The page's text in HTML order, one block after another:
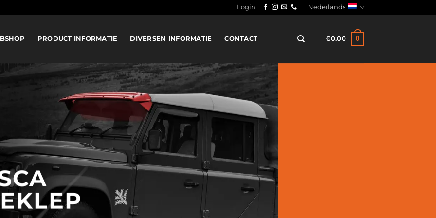
Login Nederlands
PRODUCT INFORMATIE DIVERSEN INFORMATIE CONTACT €0.00 0